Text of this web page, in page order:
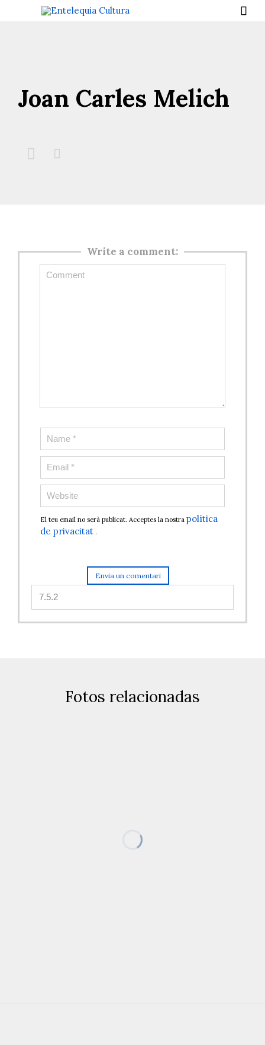

Joan Carles Melich
 
Write a comment:
El teu email no serà publicat. Acceptes la nostra política
de privacitat .
Fotos relacionadas